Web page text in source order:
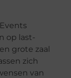
op last-
grote zaal
zich
van